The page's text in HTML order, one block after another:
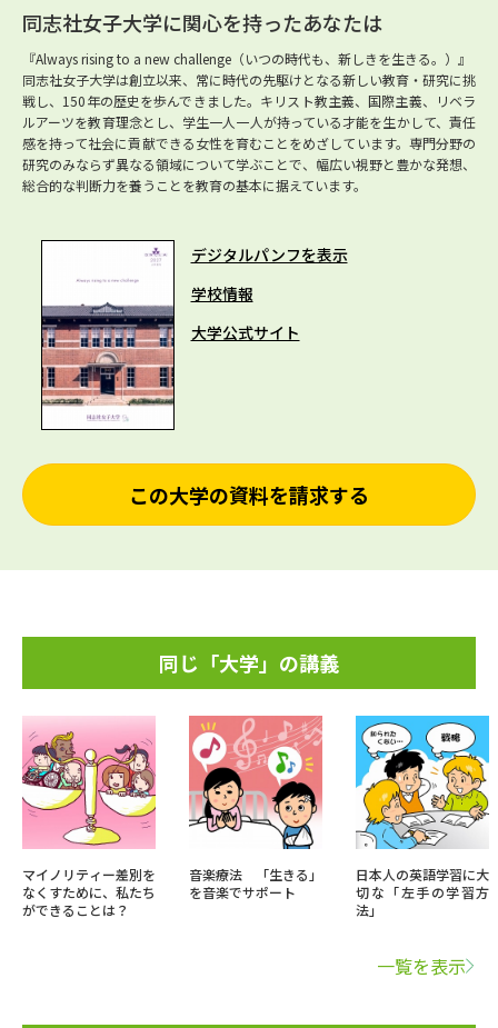
同志社女子大学に関心を持ったあなたは
『Always rising to a new challenge（いつの時代も、新しきを生きる。）』
同志社女子大学は創立以来、常に時代の先駆けとなる新しい教育・研究に挑
戦し、150年の歴史を歩んできました。キリスト教主義、国際主義、リベラ
ルアーツを教育理念とし、学生一人一人が持っている才能を生かして、責任
感を持って社会に貢献できる女性を育むことをめざしています。専門分野の
研究のみならず異なる領域について学ぶことで、幅広い視野と豊かな発想、
総合的な判断力を養うことを教育の基本に据えています。
デジタルパンフを表示
学校情報
大学公式サイト
この大学の資料を請求する
同じ「大学」の講義
マイノリティー差別を
なくすために、私たち
ができることは？
音楽療法 「生きる」
を音楽でサポート
日本人の英語学習に大
切な「左手の学習方
法」
一覧を表示